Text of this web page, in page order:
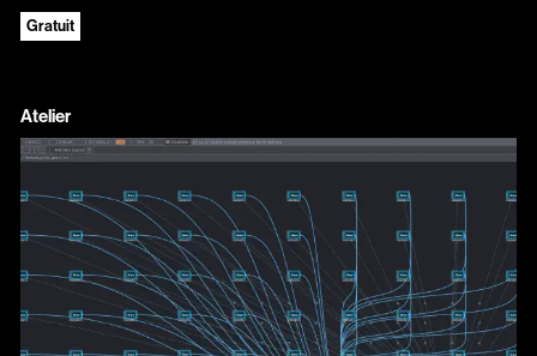
Gratuit
Atelier